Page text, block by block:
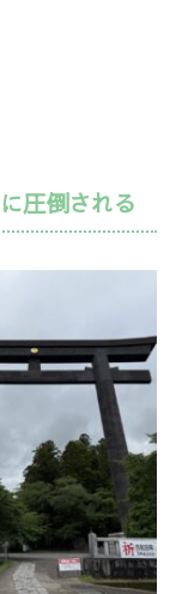
圧倒される